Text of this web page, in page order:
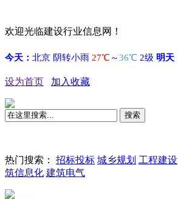
欢迎光临建设行业信息网！
设为首页 加入收藏
搜索
热门搜索： 招标投标 城乡规划 工程建设
筑信息化 建筑电气